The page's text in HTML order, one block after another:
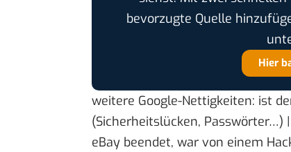
bevorzugte Quelle
Hier
weitere Google-Nettigkeiten: ist
(Sicherheitslücken, Passwörter…)
eBay beendet, war von einem